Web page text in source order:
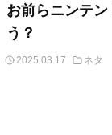
お前らニンテ
う？
2025.03.17 ネタ